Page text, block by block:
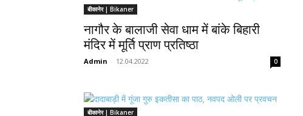
बीकानेर | Bikaner
नागौर के बालाजी सेवा धाम में बांके बिहारी
मंदिर में मूर्ति प्राण प्रतिष्ठा
Admin - 12.04.2022 0
बीकानेर | Bikaner